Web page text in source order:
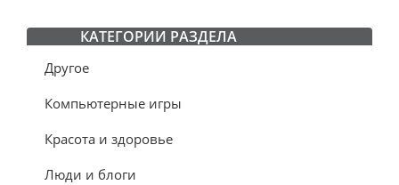
КАТЕГОРИИ РАЗДЕЛА
Другое
Компьютерные игры
Красота и здоровье
Люди и блоги